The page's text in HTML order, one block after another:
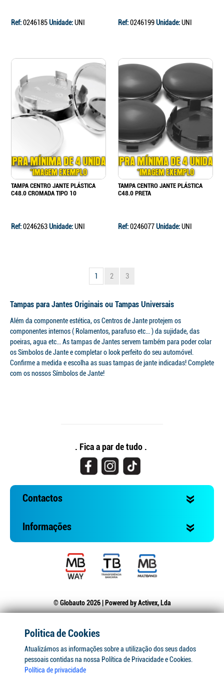
Ref:0246185Unidade:UNI Ref:0246199Unidade:UNI
TAMPA CENTRO JANTE PLÁSTICA
C48.0 CROMADA TIPO 10
Ref:0246263Unidade:UNI
TAMPA CENTRO JANTE PLÁSTICA
C48.0 PRETA
Ref:0246077Unidade:UNI
1 2 3
Tampas para Jantes Originais ou Tampas Universais
Além da componente estética, os Centros de Jante protejem os
componentes internos ( Rolamentos, parafuso etc… ) da sujidade, das
poeiras, agua etc… As tampas de Jantes servem também para poder colar
os Simbolos de Jante e completar o look perfeito do seu automóvel.
Confirme a medida e escolha as suas tampas de jante indicadas! Complete
com os nossos Símbolos de Jante!
. Fica a par de tudo .
Contactos
Informações
© Globauto 2026 | Powered byActivex, Lda
Politica de Cookies
Atualizámos as informações sobre a utilização dos seus dados
pessoais contidas na nossa Política de Privacidade e Cookies.
Política de privacidade